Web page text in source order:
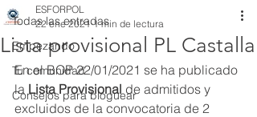
Todas las entradas
Empezando
Tu comunidad
Consejos para bloguear
Lista provisional PL Castalla
ESFORPOL
22 ene 2021 1 min de lectura
En el BOP 22/01/2021 se ha publicado
la Lista Provisional de admitidos y
excluidos de la convocatoria de 2